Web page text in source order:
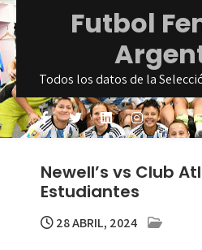
Skip
to
content
Futbol
Todos los datos de la
Newell’s vs Club
Estudiantes
28 ABRIL, 2024